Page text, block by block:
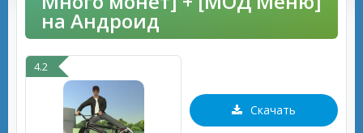
на Андроид
4.2
Скачать